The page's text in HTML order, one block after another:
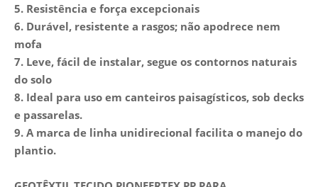
5. Resistência e força excepcionais
6. Durável, resistente a rasgos; não apodrece nem
mofa
7. Leve, fácil de instalar, segue os contornos naturais
do solo
8. Ideal para uso em canteiros paisagísticos, sob decks
e passarelas.
9. A marca de linha unidirecional facilita o manejo do
plantio.